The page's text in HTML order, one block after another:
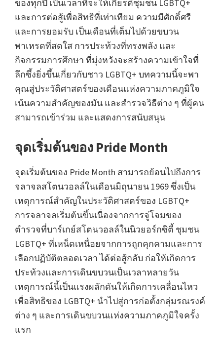
ของทุกปี เป็นเวลาที่จะให้เกียรติชุมชน LGBTQ+
และการต่อสู้เพื่อสิทธิที่เท่าเทียม ความมีศักดิ์ศรี
และการยอมรับ เป็นเดือนที่เต็มไปด้วยขบวน
พาเหรดที่สดใส การประท้วงที่ทรงพลัง และ
กิจกรรมการศึกษา ที่มุ่งหวังจะสร้างความเข้าใจที่
ลึกซึ้งยิ่งขึ้นเกี่ยวกับชาว LGBTQ+ บทความนี้จะพา
คุณสู่ประวัติศาสตร์ของเดือนแห่งความภาคภูมิใจ
เน้นความสำคัญของมัน และสำรวจวิธีต่าง ๆ ที่ผู้คน
สามารถเข้าร่วม และแสดงการสนับสนุน
จุดเริ่มต้นของ Pride Month
จุดเริ่มต้นของ Pride Month สามารถย้อนไปถึงการ
จลาจลสโตนวอลล์ในเดือนมิถุนายน 1969 ซึ่งเป็น
เหตุการณ์สำคัญในประวัติศาสตร์ของ LGBTQ+
การจลาจลเริ่มต้นขึ้นเนื่องจากการจู่โจมของ
ตำรวจที่บาร์เกย์สโตนวอลล์ในนิวยอร์กซิตี้ ชุมชน
LGBTQ+ ที่เหน็ดเหนื่อยจากการถูกคุกคามและการ
เลือกปฏิบัติตลอดเวลา ได้ต่อสู้กลับ ก่อให้เกิดการ
ประท้วงและการเดินขบวนเป็นเวลาหลายวัน
เหตุการณ์นี้เป็นแรงผลักดันให้เกิดการเคลื่อนไหว
เพื่อสิทธิของ LGBTQ+ นำไปสู่การก่อตั้งกลุ่มรณรงค์
ต่าง ๆ และการเดินขบวนแห่งความภาคภูมิใจครั้ง
แรก